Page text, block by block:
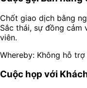
Chốt giao dịch bằng
Sắc thái, sự đồng
viên.
Whereby: Không hỗ
Cuộc họp với